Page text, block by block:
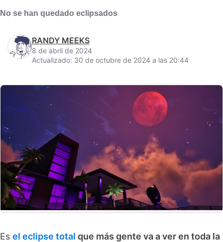
No se han quedado eclipsados
RANDY MEEKS
8 de abril de 2024
Actualizado: 30 de octubre de 2024 a las 20:44
Es el eclipse total que más gente va a ver en toda la